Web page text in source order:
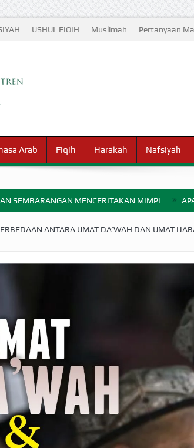
USHUL FIQIH Muslimah Pertanyaan
Arab Fiqih Harakah Nafsiyah
SEMBARANGAN MENCERITAKAN MIMPI
BAHASA CINTA
MEMBAYAR ZAKAT KEPADA KERABAT SENDIRI
ANTARA UMAT DA’WAH DAN UMAT